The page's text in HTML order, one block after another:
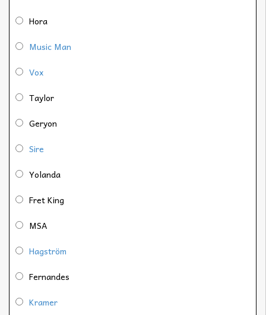
Hora
Music Man
Vox
Taylor
Geryon
Sire
Yolanda
Fret King
MSA
Hagström
Fernandes
Kramer